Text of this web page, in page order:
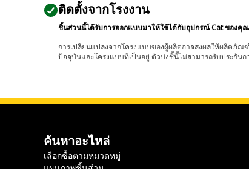
ติดตั้งจากโรงงาน
ชิ้นส่วนนี้ได้รับการออกแบบมาให้ใช้ได้กับอุปกรณ์ Cat ของคุ
การเปลี่ยนแปลงจากโครงแบบของผู้ผลิตอาจส่งผลให้ผลิต
ปัจจุบันและโครงแบบที่เป็นอยู่ ตัวบ่งชี้นี้ไม่สามารถรับประกัน
ค้นหาอะไหล่
เลือกซื้อตามหมวดหมู่